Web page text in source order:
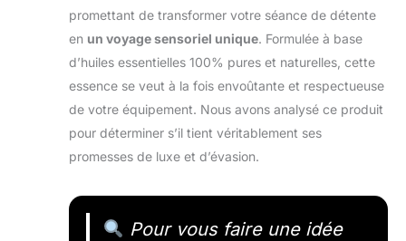
promettant de transformer votre séance de détente
en un voyage sensoriel unique. Formulée à base
d’huiles essentielles 100% pures et naturelles, cette
essence se veut à la fois envoûtante et respectueuse
de votre équipement. Nous avons analysé ce produit
pour déterminer s’il tient véritablement ses
promesses de luxe et d’évasion.
Pour vous faire une idée